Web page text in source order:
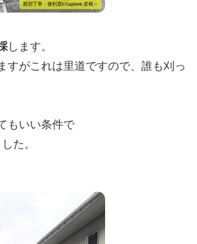
親切丁寧・便利屋kitagawa 彦根～
します。
すがこれは里道ですので、誰も刈っ
もいい条件で
た。